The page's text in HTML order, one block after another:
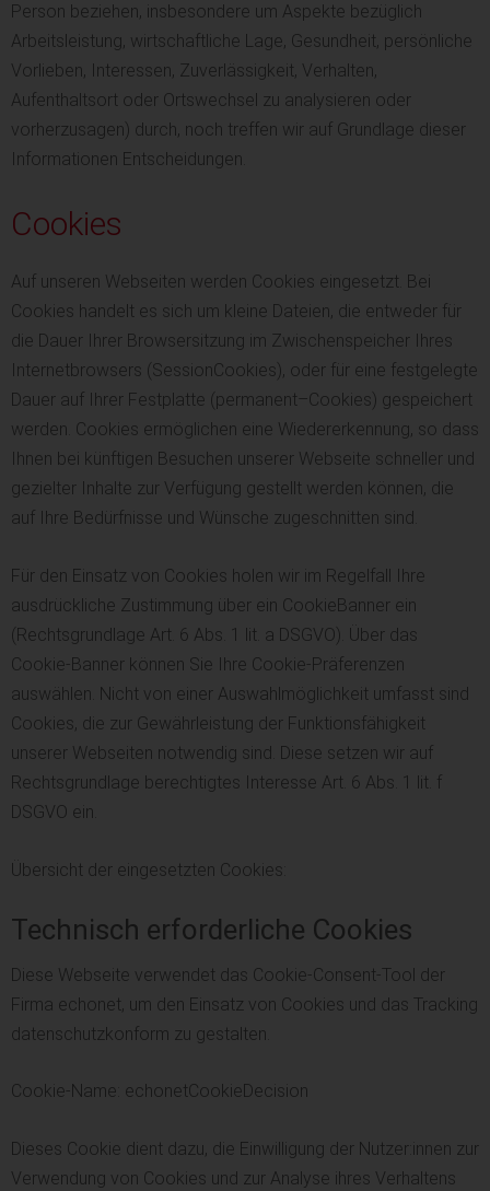
Person beziehen, insbesondere um Aspekte bezüglich
Arbeitsleistung, wirtschaftliche Lage, Gesundheit, persönliche
Vorlieben, Interessen, Zuverlässigkeit, Verhalten,
Aufenthaltsort oder Ortswechsel zu analysieren oder
vorherzusagen) durch, noch treffen wir auf Grundlage dieser
Informationen Entscheidungen.
Cookies
Auf unseren Webseiten werden Cookies eingesetzt. Bei
Cookies handelt es sich um kleine Dateien, die entweder für
die Dauer Ihrer Browsersitzung im Zwischenspeicher Ihres
Internetbrowsers (SessionCookies), oder für eine festgelegte
Dauer auf Ihrer Festplatte (permanent–Cookies) gespeichert
werden. Cookies ermöglichen eine Wiedererkennung, so dass
Ihnen bei künftigen Besuchen unserer Webseite schneller und
gezielter Inhalte zur Verfügung gestellt werden können, die
auf Ihre Bedürfnisse und Wünsche zugeschnitten sind.
Für den Einsatz von Cookies holen wir im Regelfall Ihre
ausdrückliche Zustimmung über ein CookieBanner ein
(Rechtsgrundlage Art. 6 Abs. 1 lit. a DSGVO). Über das
Cookie-Banner können Sie Ihre Cookie-Präferenzen
auswählen. Nicht von einer Auswahlmöglichkeit umfasst sind
Cookies, die zur Gewährleistung der Funktionsfähigkeit
unserer Webseiten notwendig sind. Diese setzen wir auf
Rechtsgrundlage berechtigtes Interesse Art. 6 Abs. 1 lit. f
DSGVO ein.
Übersicht der eingesetzten Cookies:
Technisch erforderliche Cookies
Diese Webseite verwendet das Cookie-Consent-Tool der
Firma echonet, um den Einsatz von Cookies und das Tracking
datenschutzkonform zu gestalten.
Cookie-Name: echonetCookieDecision
Dieses Cookie dient dazu, die Einwilligung der Nutzer:innen zur
Verwendung von Cookies und zur Analyse ihres Verhaltens